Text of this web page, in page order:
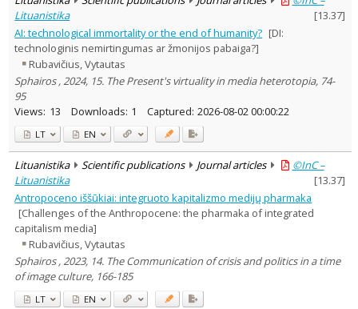
Lituanistika
[13.37]
AI: technological immortality or the end of humanity? [DI:
technologinis nemirtingumas ar žmonijos pabaiga?]
Rubavičius, Vytautas
Sphairos , 2024, 15. The Present's virtuality in media heterotopia, 74-
95
Views: 13 Downloads: 1 Captured: 2026-08-02 00:00:22
LT EN
Lituanistika Scientific publications Journal articles
©InC –
Lituanistika
[13.37]
Antropoceno iššūkiai: integruoto kapitalizmo medijų pharmaka
[Challenges of the Anthropocene: the pharmaka of integrated
capitalism media]
Rubavičius, Vytautas
Sphairos , 2023, 14. The Communication of crisis and politics in a time
of image culture, 166-185
LT EN